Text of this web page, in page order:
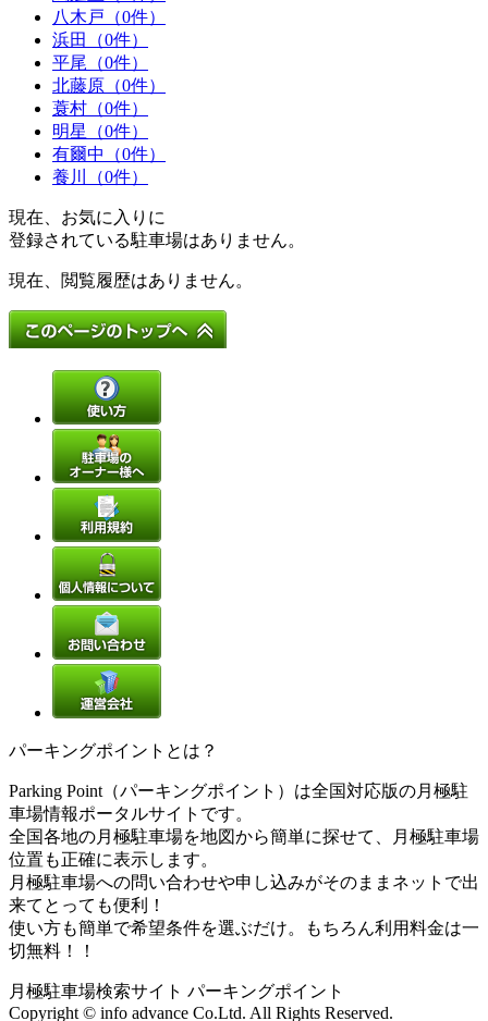
八木戸（0件）
浜田（0件）
平尾（0件）
北藤原（0件）
蓑村（0件）
明星（0件）
有爾中（0件）
養川（0件）
現在、お気に入りに
登録されている駐車場はありません。
現在、閲覧履歴はありません。
パーキングポイントとは？
Parking Point（パーキングポイント）は全国対応版の月極駐
車場情報ポータルサイトです。
全国各地の月極駐車場を地図から簡単に探せて、月極駐車場
位置も正確に表示します。
月極駐車場への問い合わせや申し込みがそのままネットで出
来てとっても便利！
使い方も簡単で希望条件を選ぶだけ。もちろん利用料金は一
切無料！！
月極駐車場検索サイト パーキングポイント
Copyright © info advance Co.Ltd. All Rights Reserved.